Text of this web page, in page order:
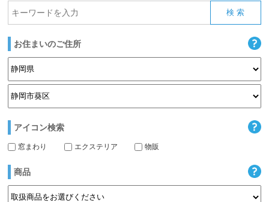
お住まいのご住所
アイコン検索
窓まわり エクステリア 物販
商品